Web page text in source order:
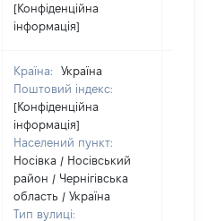
[Конфіденційна
інформація]
Країна:
Україна
Поштовий індекс:
[Конфіденційна
інформація]
Населений пункт:
Носівка / Носівський
район / Чернігівська
область / Україна
Тип вулиці: